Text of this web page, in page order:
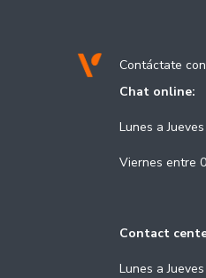
Contáctate
Chat online:
Lunes a
Viernes entre
Contact
Lunes a